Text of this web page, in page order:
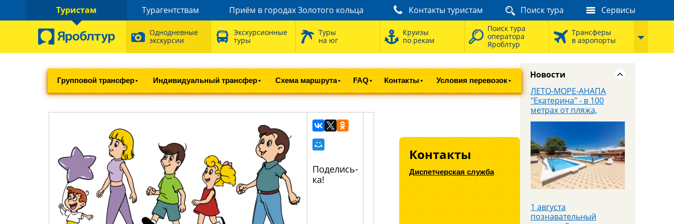
Туристам Турагентствам Приём в городах Золотого кольца Контакты туристам Поиск тура Сервисы
Однодневные
экскурсии
Экскурсионные
туры
Туры
на юг
Круизы
по рекам
Поиск тура
оператора
Яроблтур
Трансферы
в аэропорты
Групповой трансфер Индивидуальный трансфер Схема маршрута FAQ Контакты Условия перевозок
Поделись-
ка!
Контакты
Диспетчерская служба
Новости
ЛЕТО-МОРЕ-АНАПА
"Екатерина" - в 100
метрах от пляжа,
завтраки входят в
стоимость
1 августа
познавательный